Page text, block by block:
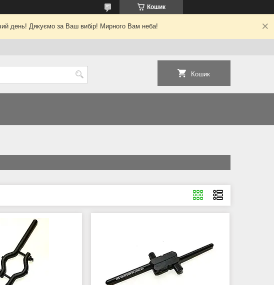
Кошик
день! Дякуємо за Ваш вибір! Мирного Вам неба!
Кошик